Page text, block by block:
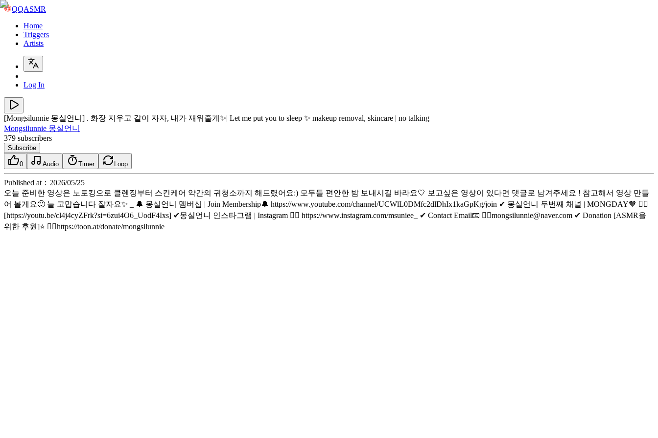
QQASMR
Home
Triggers
Artists
Log In
[Mongsilunnie 몽실언니] . 화장 지우고 같이 자자, 내가 재워줄게✨| Let me put you to sleep ✨ makeup removal, skincare | no talking
Mongsilunnie 몽실언니
379 subscribers
Subscribe
0 Audio Timer Loop
Published at ： 2026/05/25
오늘 준비한 영상은 노토킹으로 클렌징부터 스킨케어 약간의 귀청소까지 해드렸어요:) 모두들 편안한 밤 보내시길 바라요🤍 보고싶은 영상이 있다면 댓글로 남겨주세요 ! 참고해서 영상 만들
어 볼게요🙂 늘 고맙습니다 잘자요✨ _ 🔔 몽실언니 멤버십 | Join Membership🔔 https://www.youtube.com/channel/UCWlL0DMfc2dlDhIx1kaGpKg/join ✔ 몽실언니 두번째 채널 | MONGDAY🧡 👉🏻
[https://youtu.be/cl4j4cyZFrk?si=6zui4O6_UodF4Ixs] ✔몽실언니 인스타그램 | Instagram 👉🏻 https://www.instagram.com/msuniee_ ✔ Contact Email📧 👉🏻mongsilunnie@naver.com ✔ Donation [ASMR을
위한 후원]⭐ 👉🏻https://toon.at/donate/mongsilunnie _